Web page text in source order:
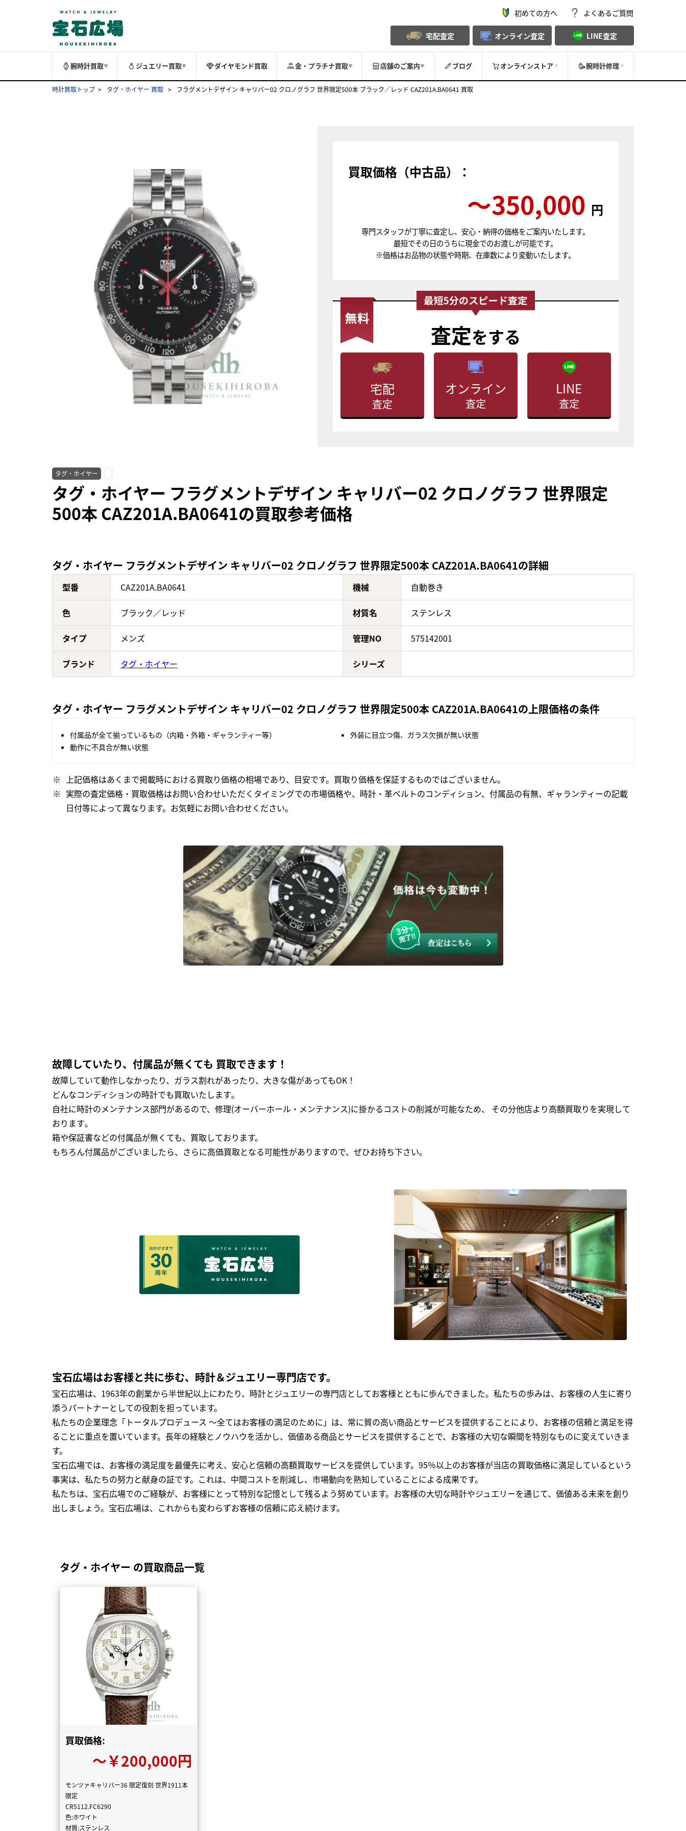
初めての方へ よくあるご質問
宅配査定 オンライン査定 LINE査定
腕時計買取▼ ジュエリー買取▼ ダイヤモンド買取 金・プラチナ買取▼ 店舗のご案内▼ ブログ オンラインストア 腕時計修理
時計買取トップ タグ・ホイヤー 買取 フラグメントデザイン キャリバー02 クロノグラフ 世界限定500本 ブラック／レッド CAZ201A.BA0641 買取
買取価格（中古品）：
〜350,000 円
専門スタッフが丁寧に査定し、安心・納得の価格をご案内いたします。
最短でその日のうちに現金でのお渡しが可能です。
※価格はお品物の状態や時期、在庫数により変動いたします。
査定をする
宅配
査定
オンライン
査定
LINE
査定
タグ・ホイヤー
タグ・ホイヤー フラグメントデザイン キャリバー02 クロノグラフ 世界限定
500本 CAZ201A.BA0641の買取参考価格
タグ・ホイヤー フラグメントデザイン キャリバー02 クロノグラフ 世界限定500本 CAZ201A.BA0641の詳細
型番 CAZ201A.BA0641 機械 自動巻き
色 ブラック／レッド 材質名 ステンレス
タイプ メンズ 管理NO 575142001
ブランド タグ・ホイヤー シリーズ
タグ・ホイヤー フラグメントデザイン キャリバー02 クロノグラフ 世界限定500本 CAZ201A.BA0641の上限価格の条件
付属品が全て揃っているもの（内箱・外箱・ギャランティー等）
外装に目立つ傷、ガラス欠損が無い状態
動作に不具合が無い状態
上記価格はあくまで掲載時における買取り価格の相場であり、目安です。買取り価格を保証するものではございません。
実際の査定価格・買取価格はお問い合わせいただくタイミングでの市場価格や、時計・革ベルトのコンディション、付属品の有無、ギャランティーの記載
日付等によって異なります。お気軽にお問い合わせください。
故障していたり、付属品が無くても 買取できます！
故障していて動作しなかったり、ガラス割れがあったり、大きな傷があってもOK！
どんなコンディションの時計でも買取いたします｡
自社に時計のメンテナンス部門があるので、修理(オーバーホール・メンテナンス)に掛かるコストの削減が可能なため、 その分他店より高額買取りを実現して
おります｡
箱や保証書などの付属品が無くても、買取しております。
もちろん付属品がございましたら、さらに高価買取となる可能性がありますので、ぜひお持ち下さい｡
宝石広場はお客様と共に歩む、時計＆ジュエリー専門店です。
宝石広場は、1963年の創業から半世紀以上にわたり、時計とジュエリーの専門店としてお客様とともに歩んできました。私たちの歩みは、お客様の人生に寄り
添うパートナーとしての役割を担っています。
私たちの企業理念「トータルプロデュース ～全てはお客様の満足のために」は、常に質の高い商品とサービスを提供することにより、お客様の信頼と満足を得
ることに重点を置いています。長年の経験とノウハウを活かし、価値ある商品とサービスを提供することで、お客様の大切な瞬間を特別なものに変えていきま
す。
宝石広場では、お客様の満足度を最優先に考え、安心と信頼の高額買取サービスを提供しています。95％以上のお客様が当店の買取価格に満足しているという
事実は、私たちの努力と献身の証です。これは、中間コストを削減し、市場動向を熟知していることによる成果です。
私たちは、宝石広場でのご経験が、お客様にとって特別な記憶として残るよう努めています。お客様の大切な時計やジュエリーを通じて、価値ある未来を創り
出しましょう。宝石広場は、これからも変わらずお客様の信頼に応え続けます。
タグ・ホイヤー の買取商品一覧
買取価格:
〜￥200,000円
モンツァキャリバー36 限定復刻 世界1911本
限定
CR5112.FC6290
色:ホワイト
材質:ステンレス